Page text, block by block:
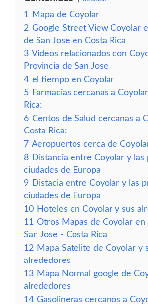
1
Mapa de Coyolar
2 Google Street View Coyolar
de San Jose en Costa Rica
3 Vídeos relacionados con
Provincia de San Jose
4 el tiempo en Coyolar
5 Farmacias cercanas a
Rica:
6 Centos de Salud cercanas a
Costa Rica:
7 Aeropuertos cerca de
8 Distancia entre Coyolar y las
ciudades de Europa
9 Distacia entre Coyolar y las
ciudades de Europa
10 Hoteles en Coyolar y sus
11 Otros Mapas de Coyolar en
San Jose - Costa Rica
12 Mapa Satelite de Coyolar y
alrededores
13 Mapa Normal google de
alrededores
14 Gasolineras cercanos a